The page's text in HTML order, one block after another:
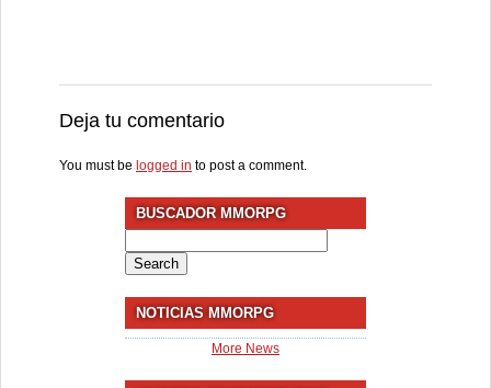
Deja tu comentario
You must be logged in to post a comment.
BUSCADOR MMORPG
for:
NOTICIAS MMORPG
More News